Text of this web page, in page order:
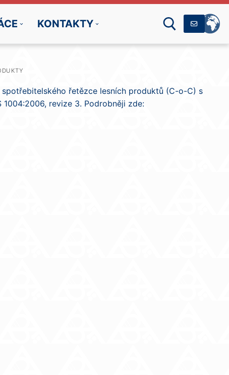
KONTAKTY
řetězce lesních produktů (C-o-C) s
1004:2006, revize 3. Podrobněji zde: